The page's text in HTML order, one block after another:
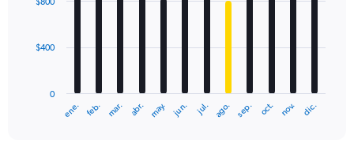
The
ene. feb. mar. abr. may. jun. jul. ago. sep. oct. nov. dic.
0
$400